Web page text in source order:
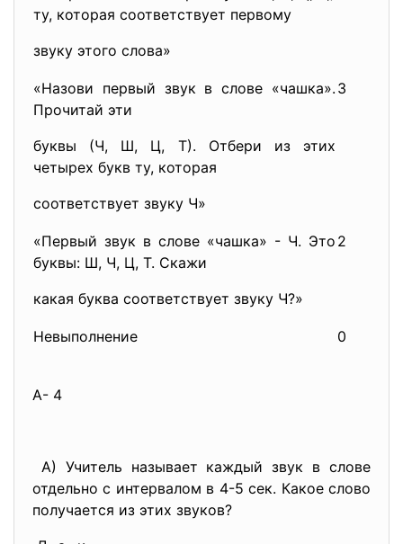
ту, которая соответствует первому
звуку этого слова»
«Назови первый звук в слове «чашка».
Прочитай эти
буквы (Ч, Ш, Ц, Т). Отбери из этих
четырех букв ту, которая
соответствует звуку Ч»
3
«Первый звук в слове «чашка» - Ч. Это
буквы: Ш, Ч, Ц, Т. Скажи
какая буква соответствует звуку Ч?»
2
Невыполнение 0
А- 4
А) Учитель называет каждый звук в слове
отдельно с интервалом в 4-5 сек. Какое слово
получается из этих звуков?